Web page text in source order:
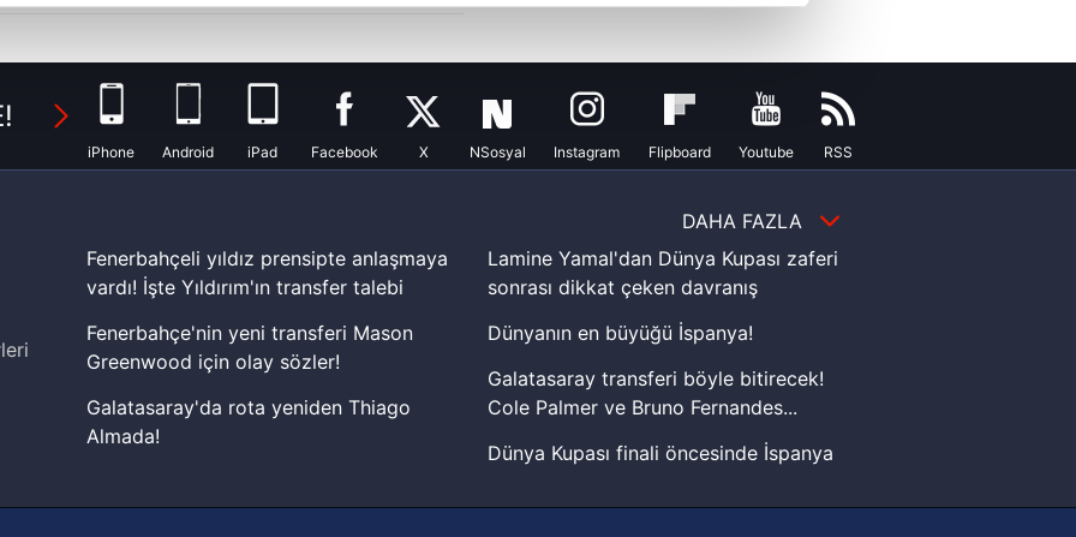
verileriniz işlenmekte olup gerekli olan çerezler bilgi toplumu hizmetlerinin sunulması
çerezler, sitemizin daha işlevsel kılınması ve kişiselleştirilmesi ve sizlere yönelik
amaçlarıyla sınırlı olarak açık rızanız dahilinde kullanılacaktır.
Kanunu uyarınca hazırlanmış Aydınlatma Metnimizi okumak ve sitemizde ilgili
çerezlerle ilgili bilgi almak için lütfentıklayınız
iPhone Android iPad Facebook X NSosyal Instagram Flipboard Youtube RSS
DAHA FAZLA
Fenerbahçeli yıldız prensipte anlaşmaya
vardı! İşte Yıldırım'ın transfer talebi
Fenerbahçe'nin yeni transferi Mason
Greenwood için olay sözler!
Galatasaray'da rota yeniden Thiago
Almada!
muhtemel rakibi belli oldu! Gornik
Lamine Yamal'dan Dünya Kupası zaferi
sonrası dikkat çeken davranış
Dünyanın en büyüğü İspanya!
Galatasaray transferi böyle bitirecek!
Cole Palmer ve Bruno Fernandes...
Dünya Kupası finali öncesinde İspanya